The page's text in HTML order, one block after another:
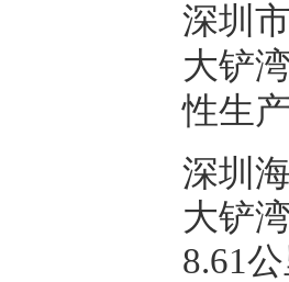
深圳
大铲
性生
深圳
大铲
8.61